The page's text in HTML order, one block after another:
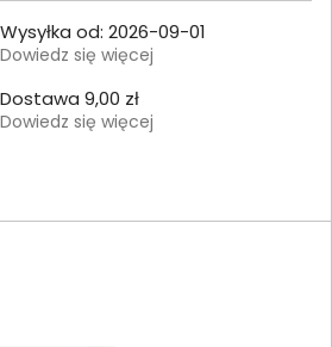
Wysyłka od: 2026-09-01
Dowiedz się więcej
Dostawa 9,00 zł
Dowiedz się więcej